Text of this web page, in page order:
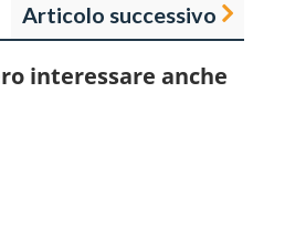
Articolo successivo
interessare anche